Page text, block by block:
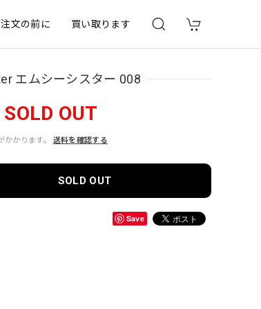
注文の前に 買い取ります
エムシーシスター 008
SOLD OUT
かります。 送料を確認する
SOLD OUT
Save